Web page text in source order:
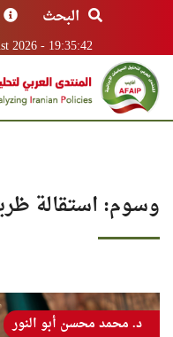
البحث
2026 - 19:35:42
وسوم: استقالة
د. محمد محسن أبو النور